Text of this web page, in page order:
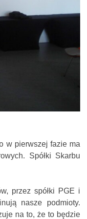
w pierwszej fazie ma
Spółki Skarbu
przez spółki PGE i
nasze podmioty.
na to, że to będzie